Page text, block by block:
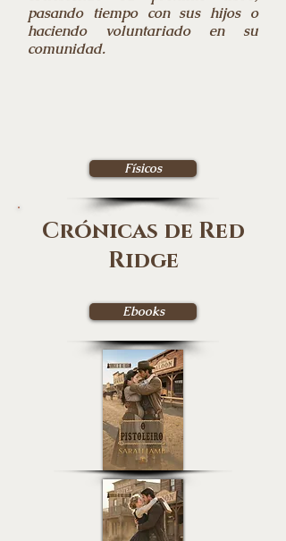
pasando tiempo con sus hijos o
haciendo voluntariado en su
comunidad.
Físicos
Crónicas de Red
Ridge
Ebooks